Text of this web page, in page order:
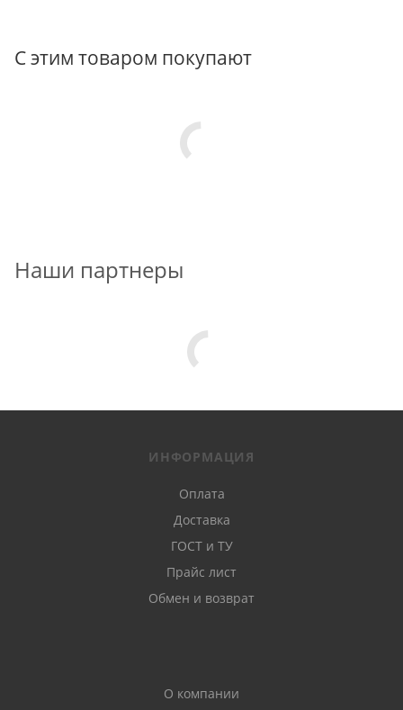
С этим товаром покупают
Наши партнеры
ИНФОРМАЦИЯ
Оплата
Доставка
ГОСТ и ТУ
Прайс лист
Обмен и возврат
О компании